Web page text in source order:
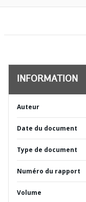
INFORMATION
Auteur
Date du document
Type de document
Numéro du rapport
Volume